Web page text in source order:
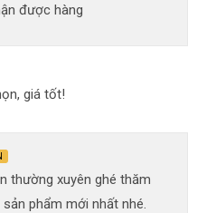
được hàng
giá tốt!
thường xuyên ghé thăm
phẩm mới nhất nhé.